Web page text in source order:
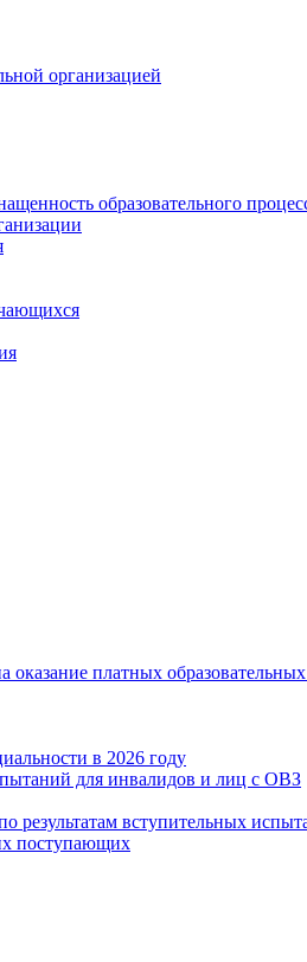
организацией
образовательного
платных
в 2026 году
для инвалидов и лиц с ОВЗ
результатам вступительных
поступающих